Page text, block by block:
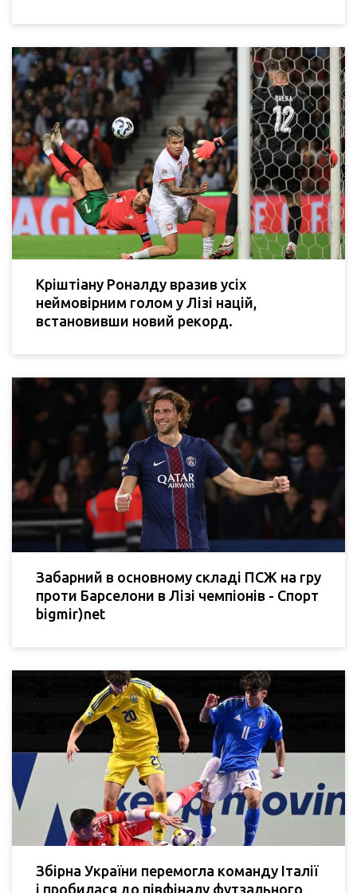
Кріштіану Роналду вразив усіх
неймовірним голом у Лізі націй,
встановивши новий рекорд.
Забарний в основному складі ПСЖ на гру
проти Барселони в Лізі чемпіонів - Спорт
bigmir)net
Збірна України перемогла команду Італії
і пробилася до півфіналу футзального